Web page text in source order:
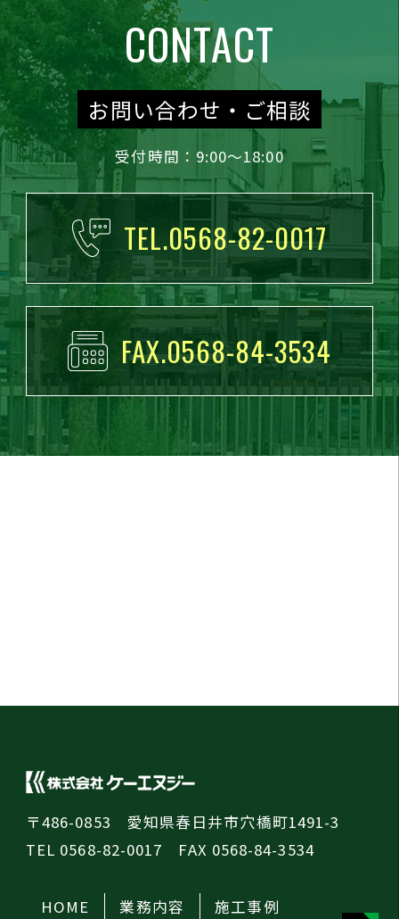
CONTACT
お問い合わせ・ご相談
受付時間：9:00～18:00
TEL.0568-82-0017
FAX.0568-84-3534
〒486-0853 愛知県春日井市穴橋町1491-3
TEL 0568-82-0017 FAX 0568-84-3534
HOME 業務内容 施工事例